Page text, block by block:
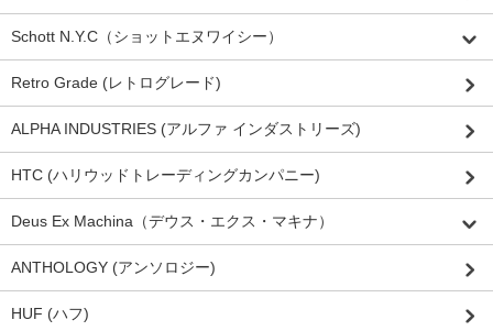
Schott N.Y.C（ショットエヌワイシー）
Retro Grade (レトログレード)
ALPHA INDUSTRIES (アルファ インダストリーズ)
HTC (ハリウッドトレーディングカンパニー)
Deus Ex Machina（デウス・エクス・マキナ）
ANTHOLOGY (アンソロジー)
HUF (ハフ)